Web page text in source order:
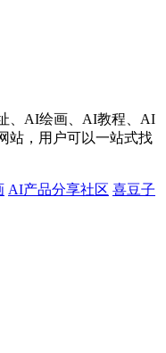
、AI绘画、AI教程、AI
站，用户可以一站式找
AI产品分享社区 喜豆子